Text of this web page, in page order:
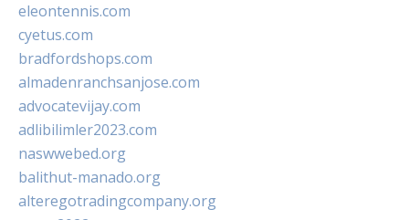
eleontennis.com
cyetus.com
bradfordshops.com
almadenranchsanjose.com
advocatevijay.com
adlibilimler2023.com
naswwebed.org
balithut-manado.org
alteregotradingcompany.org